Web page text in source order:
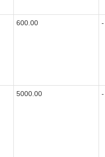
600.00 -
5000.00 -